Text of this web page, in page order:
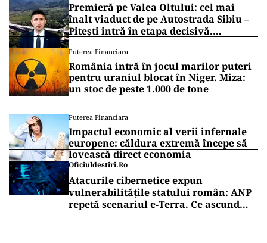
Premieră pe Valea Oltului: cel mai
înalt viaduct de pe Autostrada Sibiu –
Pitești intră în etapa decisivă.
anunță unde s-a ajuns cu lucrările
(VIDEO)
Puterea Financiara
România intră în jocul marilor puteri
pentru uraniul blocat în Niger. Miza:
un stoc de peste 1.000 de tone
Puterea Financiara
Impactul economic al verii infernale
europene: căldura extremă începe să
lovească direct economia
Oficiuldestiri.ro
Atacurile cibernetice expun
vulnerabilitățile statului român: ANP
repetă scenariul e‑Terra. Ce ascund